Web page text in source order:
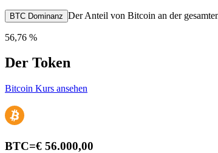
BTC Dominanz Der Anteil von Bitcoin an der
56,76 %
Der Token
Bitcoin Kurs ansehen
BTC=€ 56.000,00